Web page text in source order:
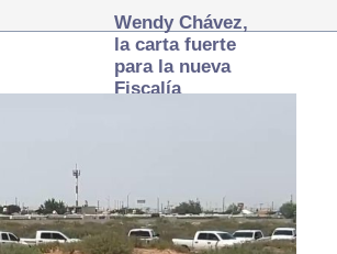
Wendy Chávez,
la carta fuerte
para la nueva
Fiscalía